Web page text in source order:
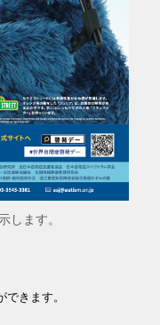
します。
きます。